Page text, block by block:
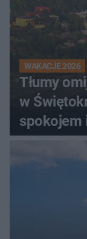
WAKACJE 2026
Tłumy
w
spokojem